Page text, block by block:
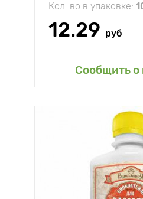
Кол-во в упаковке:
12.29 руб
Сообщить о